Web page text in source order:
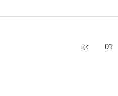
上一頁
01